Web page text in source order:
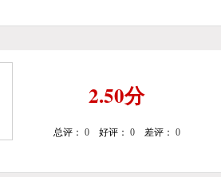
2.50分
总评： 0 好评： 0 差评： 0